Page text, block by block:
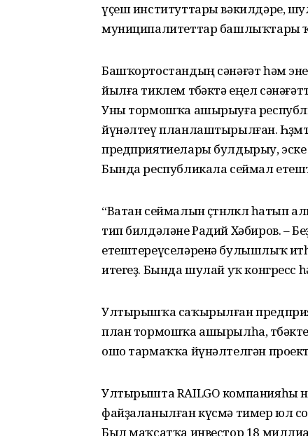
үҫеш институттары вәкилдәре,
муниципалитеттар башлыҡтары
Башҡортостандың сәнәғәт һәм
йылға тиклем төбәктә еңел
Уны тормошҡа ашырыуға
йүнәлтеү планлаштырылған.
предприятиелары булдырыу, эске
Бында республикала сеймал
“Ватан сеймалын өҫтөнлөклө һатып
тип билдәләне Радий Хәбиров. –
етештереүселәренә булышлыҡ
итегеҙ. Бында шулай уҡ конгресс
Ултырышҡа саҡырылған
план тормошҡа ашырылһа, төбәктең
ошо тармаҡҡа йүнәлтелгән
Ултырышта RAILGO компанияһы
файҙаланылған күсмә тимер юл
Был маҡсатҡа инвестор 18